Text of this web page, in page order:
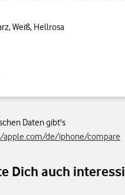
Weiß, Hellrosa
Daten gibt's
de/iphone/compare
Dich auch